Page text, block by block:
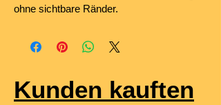
ohne sichtbare Ränder.
Kunden kauften